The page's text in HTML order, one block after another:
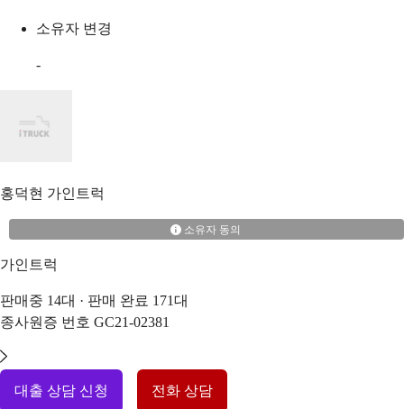
소유자 변경
-
홍덕현 가인트럭
소유자 동의
가인트럭
판매중 14대 · 판매 완료 171대
종사원증 번호 GC21-02381
대출 상담 신청 전화 상담